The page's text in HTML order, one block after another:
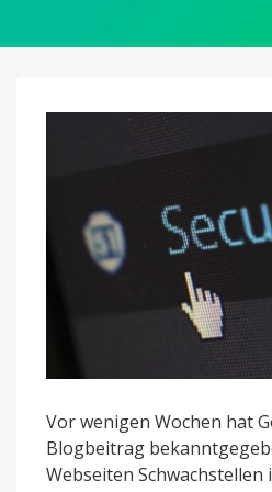
und
Vor wenigen Wochen hat
Blogbeitrag
Webseiten Schwachstellen